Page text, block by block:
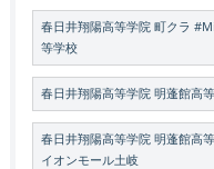
春日井翔陽高等学院 町クラ
等学校
春日井翔陽高等学院 明蓬館高
春日井翔陽高等学院 明蓬館高
イオンモール土岐